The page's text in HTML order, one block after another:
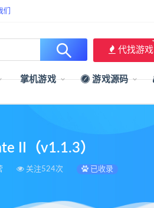
们
代找游戏
掌机游戏 游戏源码
II（v1.1.3）
关注524次 已收录